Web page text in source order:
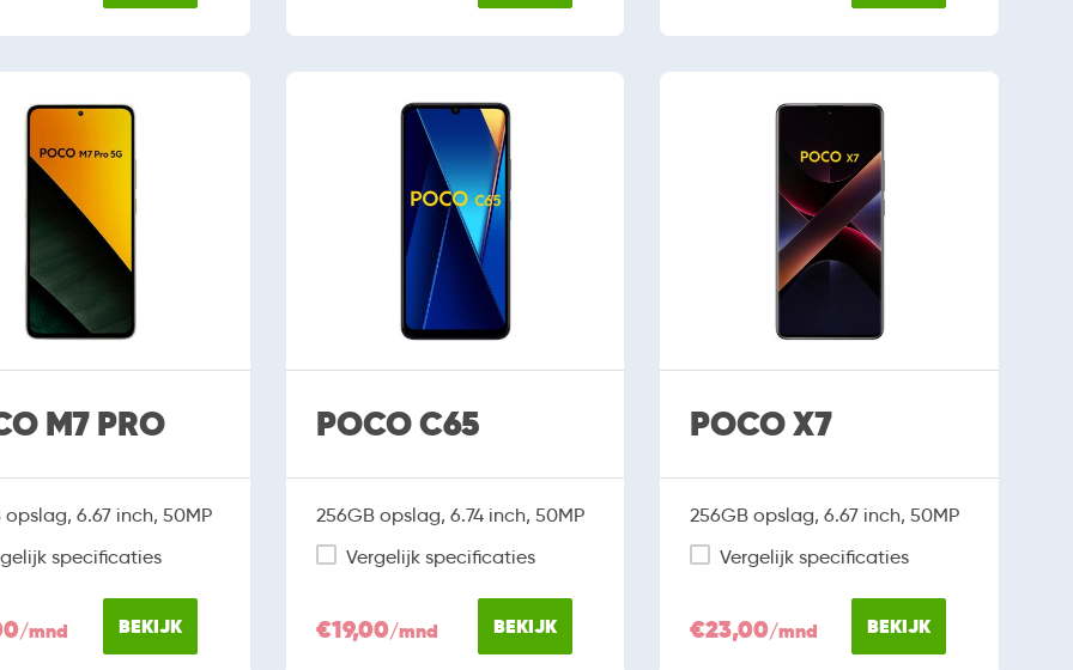
M7 PRO
opslag, 6.67 inch, 50MP
specificaties
/mnd BEKIJK
POCO C65
256GB opslag, 6.74 inch, 50MP
Vergelijk specificaties
€19,00/mnd BEKIJK
POCO X7
256GB opslag, 6.67 inch, 50MP
Vergelijk specificaties
€23,00/mnd BEKIJK